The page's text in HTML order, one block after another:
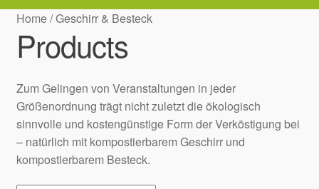
Philosophie
Materialien
Products
Wiederverkäufer
Endverbraucher
Home/Geschirr & Besteck
Products
Zum Gelingen von Veranstaltungen in jeder
Größenordnung trägt nicht zuletzt die ökologisch
sinnvolle und kostengünstige Form der Verköstigung bei
– natürlich mit kompostierbarem Geschirr und
kompostierbarem Besteck.